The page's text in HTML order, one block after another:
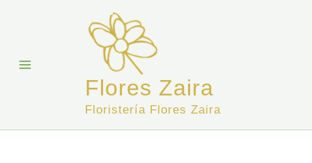
Flores Zaira
Floristería Flores Zaira